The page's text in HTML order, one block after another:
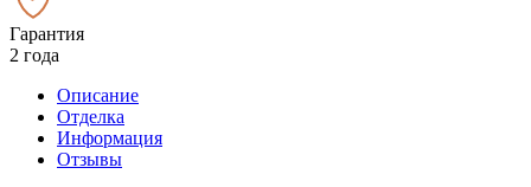
Гарантия
2 года
Описание
Отделка
Информация
Отзывы